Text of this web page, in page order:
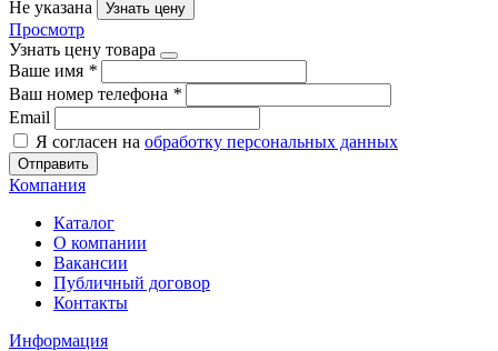
Не указана
Узнать цену
Просмотр
Узнать цену товара
Ваше имя *
Ваш номер телефона *
Email
Я согласен на обработку персональных данных
Отправить
Компания
Каталог
О компании
Вакансии
Публичный договор
Контакты
Информация